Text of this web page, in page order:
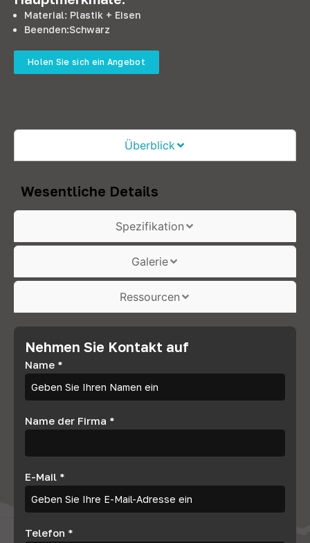
Material: Plastik + Eisen
Beenden:Schwarz
Holen Sie sich ein Angebot
Überblick
Spezifikation
Galerie
Ressourcen
Wesentliche Details
Nehmen Sie Kontakt auf
Name *
Name der Firma *
E-Mail *
Telefon *